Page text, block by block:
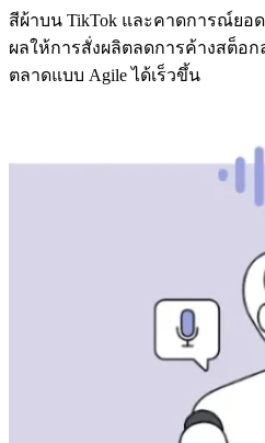
สีผ้าบน TikTok และคาดการณ์ยอ
ผลให้การสั่งผลิตลดการค้างสต็อก
ตลาดแบบ Agile ได้เร็วขึ้น